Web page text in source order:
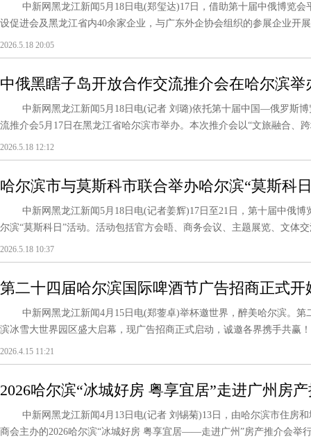
中新网黑龙江新闻5月18日电(郑玺达)17日，借助第十届中俄博览会
设促进会及黑龙江省内40余家企业，与广东外企协会组织的参展企业开
2026.5.18 20:05
中俄黑瞎子岛开放合作交流推介会在哈尔滨举
中新网黑龙江新闻5月18日电(记者 刘璐)依托第十届中国—俄罗斯博
流推介会5月17日在黑龙江省哈尔滨市举办。本次推介会以“文旅融合、
2026.5.18 12:12
哈尔滨市与莫斯科市联合举办哈尔滨“莫斯科
中新网黑龙江新闻5月18日电(记者姜辉)17日至21日，第十届中俄博
尔滨“莫斯科日”活动。活动包括官方会晤、商务会议、主题展览、文体
2026.5.18 10:37
第二十四届哈尔滨国际啤酒节广告招商正式开
中新网黑龙江新闻4月15日电(郑蓥卓)举杯邀世界，醉美哈尔滨。第
滨冰雪大世界园区盛大启幕，现广告招商正式启动，诚邀各界携手共赢
2026.4.15 11:21
2026哈尔滨“冰城好房 粤享宜居”走进广州房
中新网黑龙江新闻4月13日电(记者 刘锡菊)13日，由哈尔滨市住房和
商会主办的2026哈尔滨“冰城好房 粤享宜居——走进广州”房产推介会举